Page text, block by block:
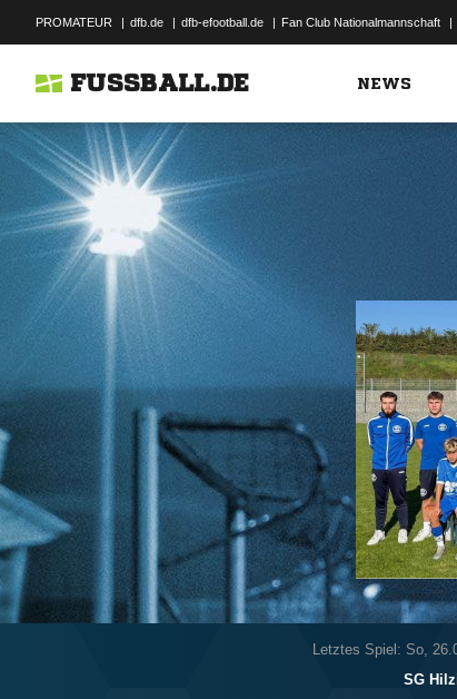
PROMATEUR | dfb.de | dfb-efootball.de | Fan Club Nationalmannschaft |
FUSSBALL.DE NEWS
Letztes Spiel: So,
SG